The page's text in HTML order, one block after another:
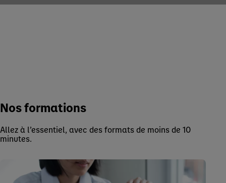
Nos formations
Allez à l’essentiel, avec des formats de moins de 10
minutes.